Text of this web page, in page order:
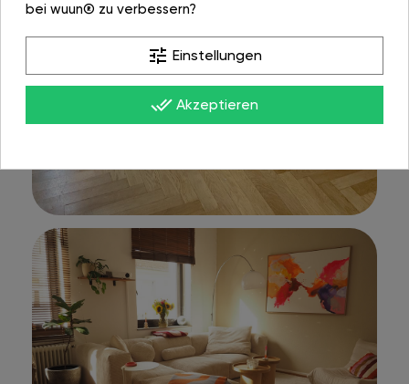
bei wuun® zu verbessern?
tune Einstellungen
done_all Akzeptieren